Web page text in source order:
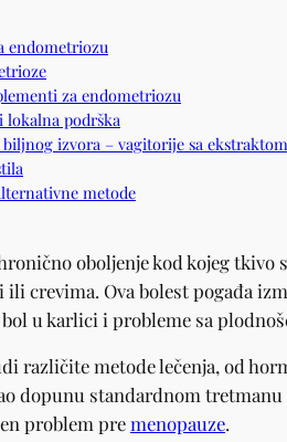
endometriozu
za endometriozu
lokalna podrška
izvora – vagitorije sa
metode
oboljenje kod kojeg
ili crevima. Ova bolest pogađa
u karlici i probleme sa
različite metode lečenja, od
dopunu standardnom
problem premenopauze.